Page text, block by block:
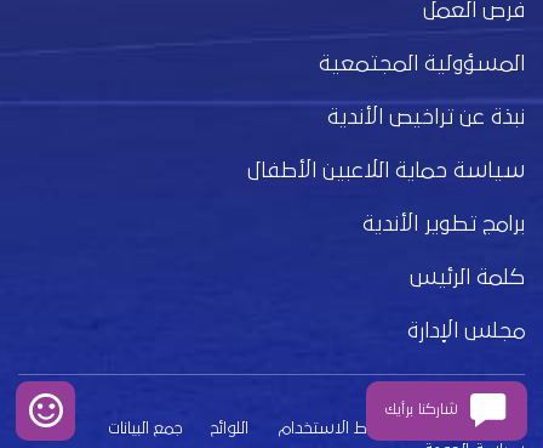
فرص العمل
المسؤولية المجتمعية
نبذة عن تراخيص الأندية
سياسة حماية اللاعبين الأطفال
برامج تطوير الأندية
كلمة الرئيس
مجلس الإدارة
بيان الخصوصية شروط الاستخدام اللوائح
جمع البيانات
شاركنا برأيك